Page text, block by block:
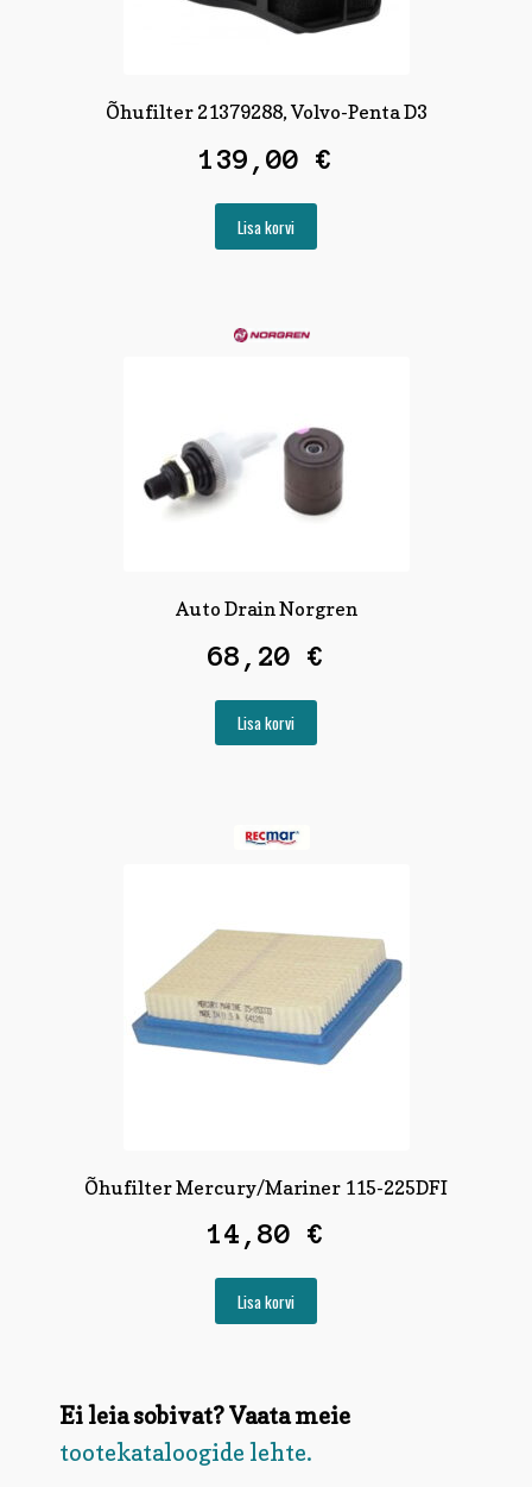
Õhufilter 21379288, Volvo-Penta D3
139,00 €
Lisa korvi
Auto Drain Norgren
68,20 €
Lisa korvi
Õhufilter Mercury/Mariner 115-225DFI
14,80 €
Lisa korvi
Ei leia sobivat? Vaata meie
tootekataloogide lehte.